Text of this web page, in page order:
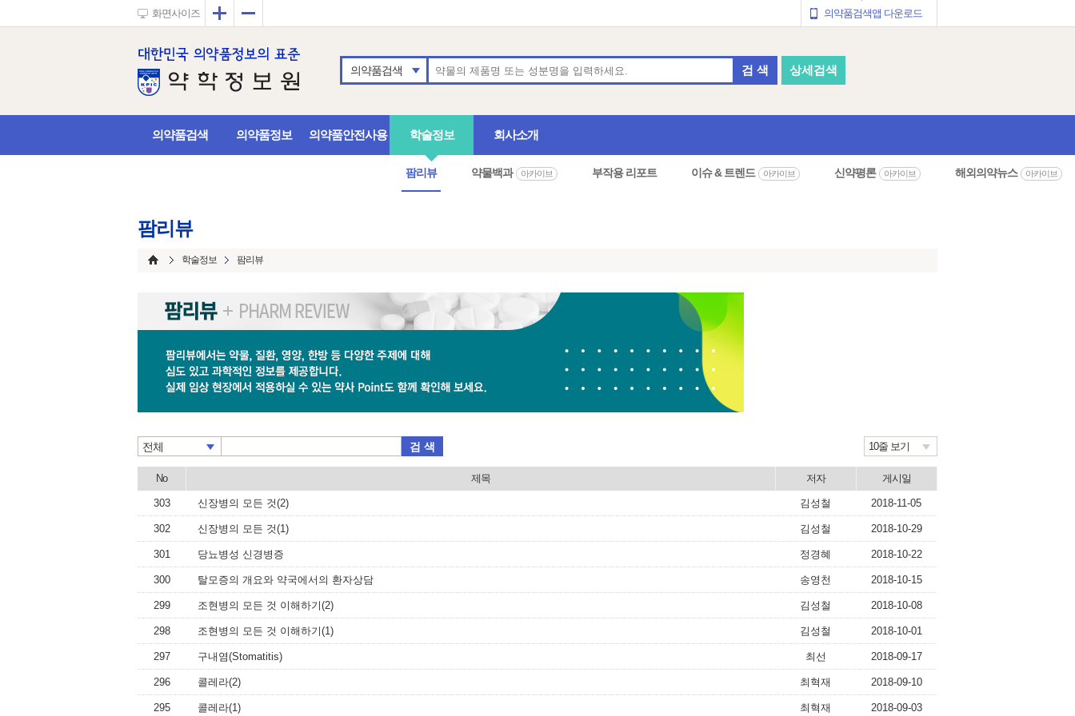
화면사이즈 확대 의약품검색앱 다운로드
의약품검색 검 색 상세검색
의약품검색 의약품정보 의약품안전사용 학술정보
팜리뷰 약물백과 아카이브 부작용 리포트 이슈 & 트렌드 아카이브 신약평론 아카이브 해외의약뉴스 아카이브
회사소개
팜리뷰
학술정보 팜리뷰
전체 검 색 10줄 보기
No 제목 저자 게시일
303 신장병의 모든 것(2) 김성철 2018-11-05
302 신장병의 모든 것(1) 김성철 2018-10-29
301 당뇨병성 신경병증 정경혜 2018-10-22
300 탈모증의 개요와 약국에서의 환자상담 송영천 2018-10-15
299 조현병의 모든 것 이해하기(2) 김성철 2018-10-08
298 조현병의 모든 것 이해하기(1) 김성철 2018-10-01
297 구내염(Stomatitis) 최선 2018-09-17
296 콜레라(2) 최혁재 2018-09-10
295 콜레라(1) 최혁재 2018-09-03